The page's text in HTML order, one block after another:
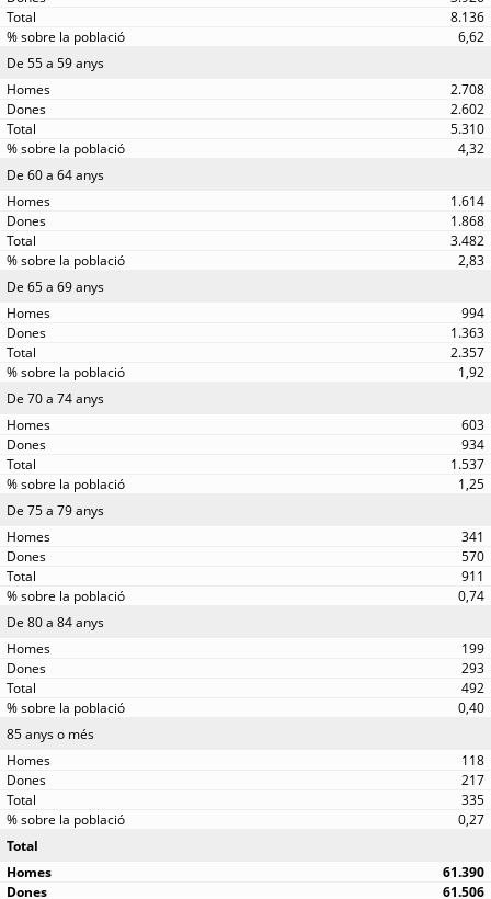
8.136
6,62
De 55 a 59 anys
2.708
2.602
5.310
4,32
De 60 a 64 anys
1.614
1.868
3.482
2,83
De 65 a 69 anys
994
1.363
2.357
1,92
De 70 a 74 anys
603
934
1.537
1,25
De 75 a 79 anys
341
570
911
0,74
De 80 a 84 anys
199
293
492
0,40
85 anys o més
118
217
335
0,27
Total
61.390
61.506